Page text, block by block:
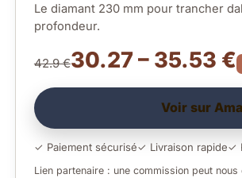
Le diamant 230 mm pour trancher
profondeur.
42.9 €30.27 – 35.53 €
Voir sur
✓ Paiement sécurisé✓ Livraison rapide✓
Lien partenaire : une commission peut